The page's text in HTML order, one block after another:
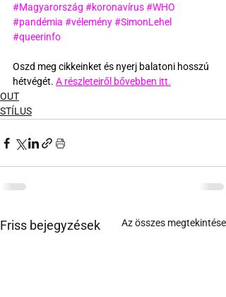
#Magyarország #koronavírus#WHO
#pandémia #vélemény#SimonLehel
#queerinfo
Oszd meg cikkeinket és nyerj balatoni hosszú
hétvégét. A részleteiről bővebben itt.
OUT
STÍLUS
Friss bejegyzések Az összes megtekintése